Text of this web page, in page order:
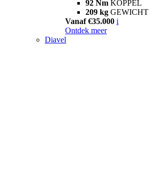
92 Nm KOPPEL
209 kg GEWICHT
Vanaf €35.000 i
Ontdek meer
Diavel